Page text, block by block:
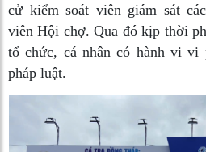
cử kiểm soát viên giám sát
viên Hội chợ. Qua đó kịp thời
tổ chức, cá nhân có hành vi vi
pháp luật.